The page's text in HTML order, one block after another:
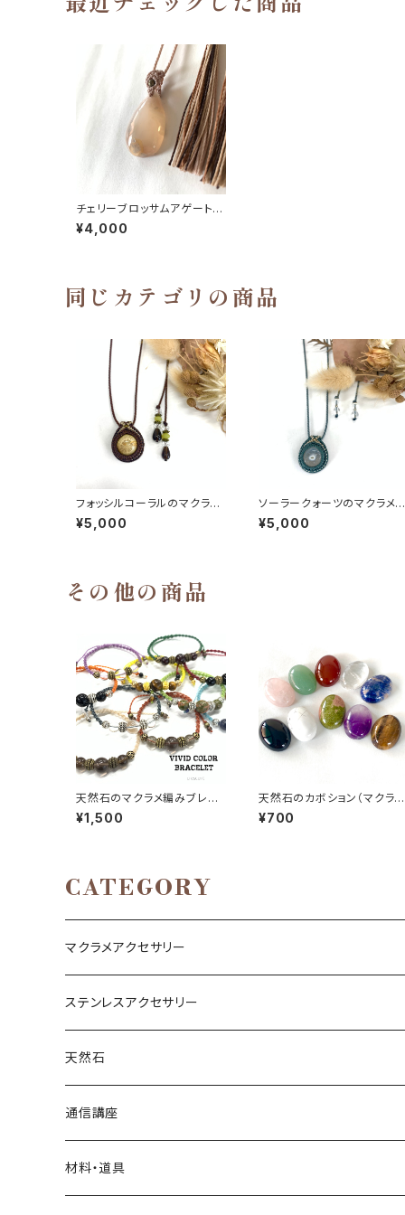
チェリーブロッサムアゲートの
マクラメ編みネックレス
¥4,000
同じカテゴリの商品
フォッシルコーラルのマクラメ
編みネックレス
¥5,000
ソーラークォーツのマクラメ
みネックレス
¥5,000
その他の商品
天然石のマクラメ編みブレス
レット
¥1,500
天然石のカボション（マクラメ
編みに最適♡）
¥700
CATEGORY
マクラメアクセサリー
ネックレス
ブレスレット
リング
ピアス
ステンレスアクセサリー
ネックレス
ピアス
天然石
丸玉
アベンチュリン
カボション
通信講座
ブレスレット
材料・道具